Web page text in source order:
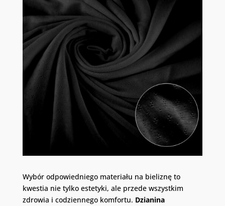
Wybór odpowiedniego materiału na bieliznę to
kwestia nie tylko estetyki, ale przede wszystkim
zdrowia i codziennego komfortu. Dzianina